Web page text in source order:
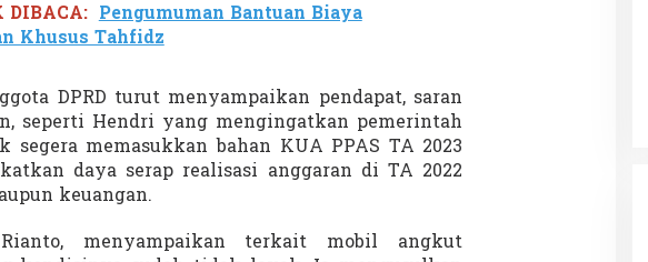
DIBACA: Pengumuman Bantuan Biaya
Khusus Tahfidz
DPRD turut menyampaikan pendapat, saran
seperti Hendri yang mengingatkan pemerintah
segera memasukkan bahan KUA PPAS TA 2023
daya serap realisasi anggaran di TA 2022
keuangan.
menyampaikan terkait mobil angkut